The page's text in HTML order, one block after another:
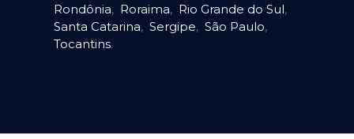
Rondônia, Roraima, Rio Grande do Sul,
Santa Catarina, Sergipe, São Paulo,
Tocantins.